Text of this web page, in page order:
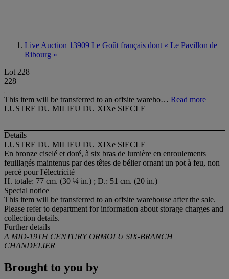
Live Auction 13909 Le Goût français dont « Le Pavillon de
Ribourg »
Lot 228
228
This item will be transferred to an offsite wareho… Read more
LUSTRE DU MILIEU DU XIXe SIECLE
Details
LUSTRE DU MILIEU DU XIXe SIECLE
En bronze ciselé et doré, à six bras de lumière en enroulements
feuillagés maintenus par des têtes de bélier ornant un pot à feu, non
percé pour l'électricité
H. totale: 77 cm. (30 ¼ in.) ; D.: 51 cm. (20 in.)
Special notice
This item will be transferred to an offsite warehouse after the sale.
Please refer to department for information about storage charges and
collection details.
Further details
A MID-19TH CENTURY ORMOLU SIX-BRANCH
CHANDELIER
Brought to you by